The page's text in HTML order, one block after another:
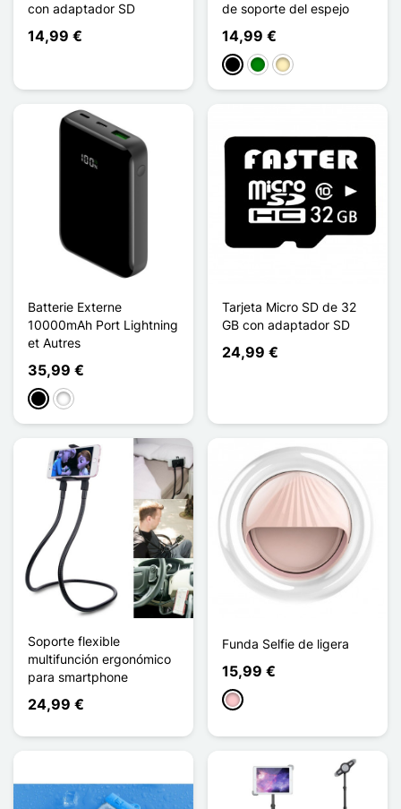
con adaptador SD
14,99 €
de soporte del espejo
14,99 €
NegroVerdeOro
Batterie Externe
10000mAh Port Lightning
et Autres
35,99 €
NegroBlanco
Tarjeta Micro SD de 32
GB con adaptador SD
24,99 €
Soporte flexible
multifunción ergonómico
para smartphone
24,99 €
Funda Selfie de ligera
15,99 €
Rosa